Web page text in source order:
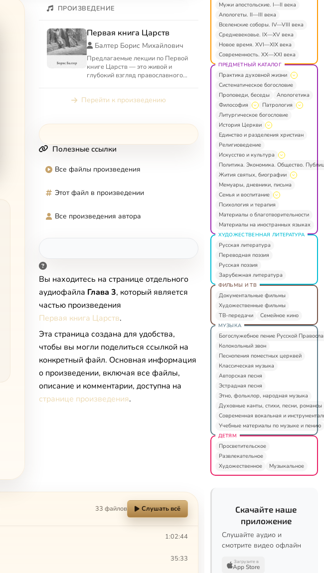
ПРОИЗВЕДЕНИЕ
Первая книга Царств
Балтер Борис Михайлович
Предлагаемые лекции по Первой
книге Царств — это живой и
глубокий взгляд православного
авраамичес...
Перейти к произведению
Полезные ссылки
Все файлы произведения
Этот файл в произведении
Все произведения автора
Вы находитесь на странице отдельного
аудиофайла Глава 3, который является
частью произведения
Первая книга Царств.
Эта страница создана для удобства,
чтобы вы могли поделиться ссылкой на
конкретный файл. Основная информация
о произведении, включая все файлы,
описание и комментарии, доступна на
странице произведения.
33 файлов Слушать всё
1:02:44
35:33
Мужи апостольские. I—II века
Апологеты. II—III века
Вселенские соборы. IV—VIII века
Средневековье. IX—XV века
Новое время. XVI—XIX века
Современность. XX—XXI века
ПРЕДМЕТНЫЙ КАТАЛОГ
Практика духовной жизни
Систематическое богословие
Проповеди, беседы
Апологетика
Философия
Патрология
Литургическое богословие
История Церкви
Единство и разделения христиан
Религиоведение
Искусство и культура
Политика. Экономика. Общество.
Жития святых, биографии
Мемуары, дневники, письма
Семья и воспитание
Психология и терапия
Материалы о благотворительности
Материалы на иностранных языках
ХУДОЖЕСТВЕННАЯ ЛИТЕРАТУРА
Русская литература
Переводная поэзия
Русская поэзия
Зарубежная литература
ФИЛЬМЫ И ТВ
Документальные фильмы
Художественные фильмы
ТВ-передачи
Семейное кино
МУЗЫКА
Богослужебное пение Русской
Колокольный звон
Песнопения поместных церквей
Классическая музыка
Авторская песня
Эстрадная песня
Этно, фольклор, народная музыка
Духовные канты, стихи, песни, романсы
Современная вокальная и
Учебные материалы по музыке и пению
ДЕТЯМ
Просветительское
Развлекательное
Художественное
Музыкальное
Скачайте наше
приложение
Слушайте аудио и
смотрите видео офлайн
Загрузите в
App Store